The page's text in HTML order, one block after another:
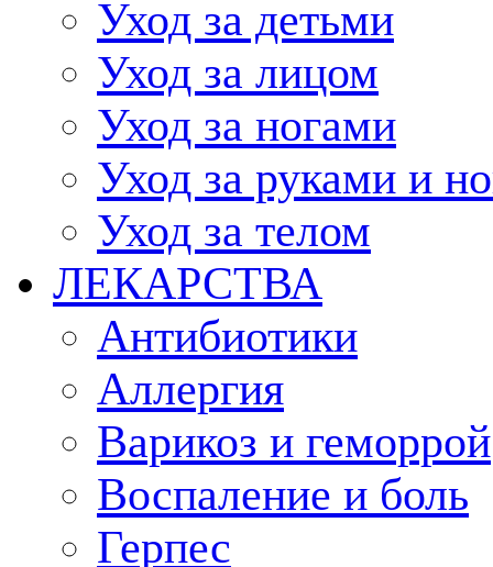
Уход за детьми
Уход за лицом
Уход за ногами
Уход за руками и
Уход за телом
ЛЕКАРСТВА
Антибиотики
Аллергия
Варикоз и геморрой
Воспаление и боль
Герпес